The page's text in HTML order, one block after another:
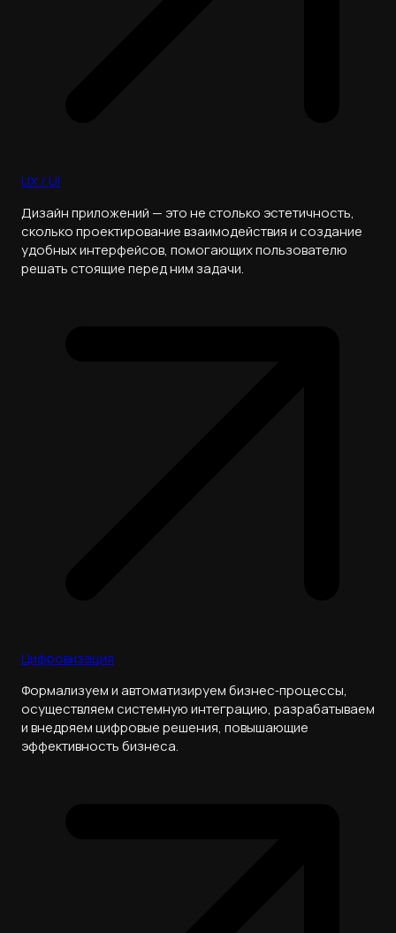
UX / UI
Дизайн приложений — это не столько эстетичность,
сколько проектирование взаимодействия и создание
удобных интерфейсов, помогающих пользователю
решать стоящие перед ним задачи.
Цифровизация
Формализуем и автоматизируем бизнес‑процессы,
осуществляем системную интеграцию, разрабатываем
и внедряем цифровые решения, повышающие
эффективность бизнеса.